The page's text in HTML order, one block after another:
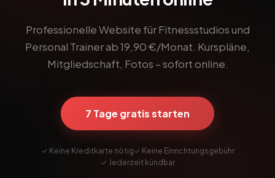
Professionelle Website für Fitnessstudios und
Personal Trainer ab 19,90 €/Monat. Kurspläne,
Mitgliedschaft, Fotos – sofort online.
7 Tage gratis starten
✓ Keine Kreditkarte nötig✓ Keine Einrichtungsgebühr
✓ Jederzeit kündbar